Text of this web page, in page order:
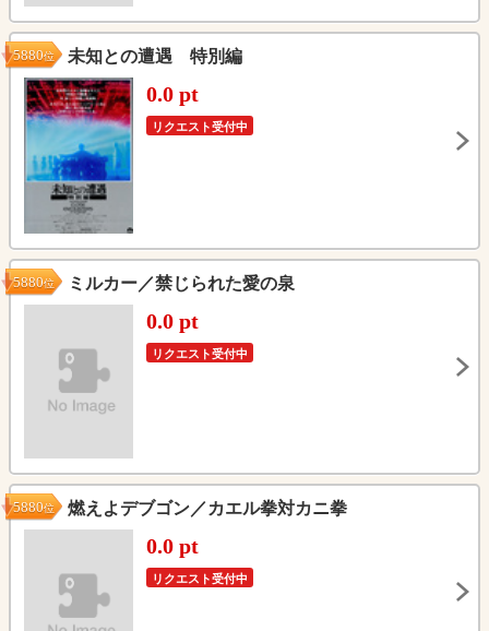
未知との遭遇 特別編
5880位
0.0 pt
リクエスト受付中
ミルカー／禁じられた愛の泉
5880位
0.0 pt
リクエスト受付中
燃えよデブゴン／カエル拳対カニ拳
5880位
0.0 pt
リクエスト受付中